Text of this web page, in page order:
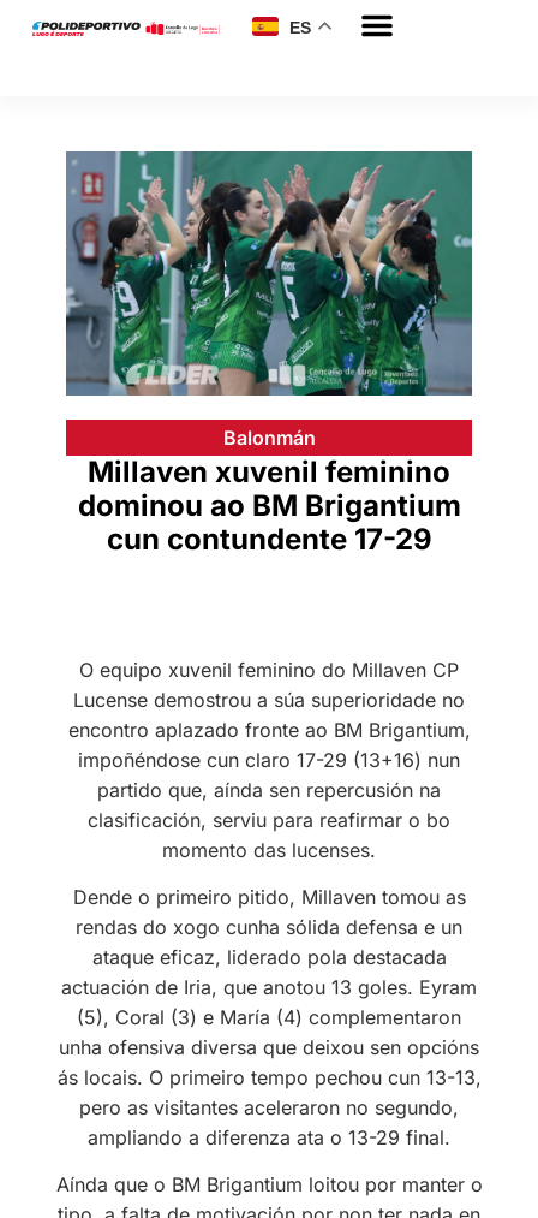
ES
Balonmán
Millaven xuvenil feminino
dominou ao BM Brigantium
cun contundente 17-29
O equipo xuvenil feminino do Millaven CP
Lucense demostrou a súa superioridade no
encontro aplazado fronte ao BM Brigantium,
impoñéndose cun claro 17-29 (13+16) nun
partido que, aínda sen repercusión na
clasificación, serviu para reafirmar o bo
momento das lucenses.
Dende o primeiro pitido, Millaven tomou as
rendas do xogo cunha sólida defensa e un
ataque eficaz, liderado pola destacada
actuación de Iria, que anotou 13 goles. Eyram
(5), Coral (3) e María (4) complementaron
unha ofensiva diversa que deixou sen opcións
ás locais. O primeiro tempo pechou cun 13-13,
pero as visitantes aceleraron no segundo,
ampliando a diferenza ata o 13-29 final.
Aínda que o BM Brigantium loitou por manter o